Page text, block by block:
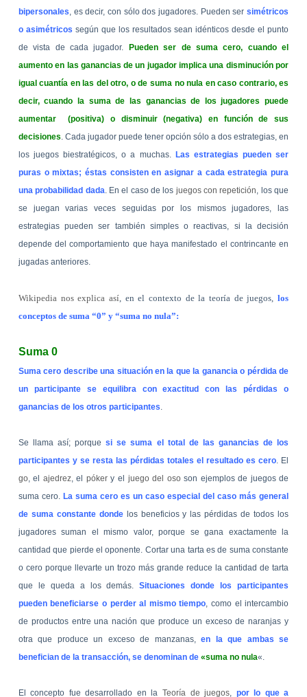
bipersonales, es decir, con sólo dos jugadores. Pueden sersimétricos
o asimétricos según que los resultados sean idénticos desde el punto
de vista de cada jugador.
Pueden ser de suma cero, cuando el
aumento en las ganancias de un jugador implica una disminución por
igual cuantía en las del otro, o de suma no nula en caso contrario, es
decir, cuando la suma de las ganancias de los jugadores puede
aumentar
(positiva) o disminuir (negativa) en función de sus
decisiones. Cada jugador puede tener opción sólo a dos estrategias, en
los juegos biestratégicos, o a muchas. Las estrategias pueden ser
puras o mixtas; éstas consisten en asignar a cada estrategia pura
una probabilidad dada. En el caso de los juegos con repetición, los que
se juegan varias veces seguidas por los mismos jugadores, las
estrategias pueden ser también simples o reactivas, si la decisión
depende del comportamiento que haya manifestado el contrincante en
jugadas anteriores.
Wikipedia nos explica así, en el contexto de la teoría de juegos,los
conceptos de suma “0” y “suma no nula”:
Suma 0
Suma cero describe una situación en la que la ganancia o pérdida de
un participante se equilibra con exactitud con las pérdidas o
ganancias de los otros participantes.
Se llama así; porquesi se suma el total de las ganancias de los
participantes y se resta las pérdidas totales el resultado es cero. El
go, el ajedrez, el pókery el juego del ososon ejemplos de juegos de
suma cero. La suma cero es un caso especial del caso más general
de suma constante donde los beneficios y las pérdidas de todos los
jugadores suman el mismo valor, porque se gana exactamente la
cantidad que pierde el oponente. Cortar una tarta es de suma constante
o cero porque llevarte un trozo más grande reduce la cantidad de tarta
que le queda a los demás.Situaciones donde los participantes
pueden beneficiarse o perder al mismo tiempo, como el intercambio
de productos entre una nación que produce un exceso de naranjas y
otra que produce un exceso de manzanas,en la que ambas se
benefician de la transacción, se denominan de «suma no nula«.
El concepto fue desarrollado en la Teoría de juegos, por lo que a